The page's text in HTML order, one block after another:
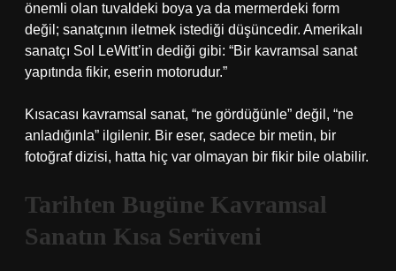
önemli olan tuvaldeki boya ya da mermerdeki form
değil; sanatçının iletmek istediği düşüncedir. Amerikalı
sanatçı Sol LeWitt’in dediği gibi: “Bir kavramsal sanat
yapıtında fikir, eserin motorudur.”
Kısacası kavramsal sanat, “ne gördüğünle” değil, “ne
anladığınla” ilgilenir. Bir eser, sadece bir metin, bir
fotoğraf dizisi, hatta hiç var olmayan bir fikir bile olabilir.
Tarihten Bugüne Kavramsal
Sanatın Kısa Serüveni